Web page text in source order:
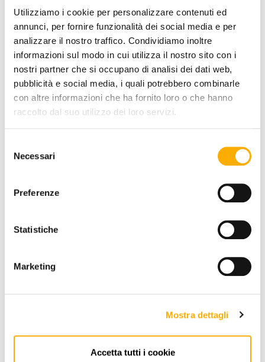
Utilizziamo i cookie per personalizzare contenuti ed
annunci, per fornire funzionalità dei social media e per
analizzare il nostro traffico. Condividiamo inoltre
informazioni sul modo in cui utilizza il nostro sito con i
nostri partner che si occupano di analisi dei dati web,
pubblicità e social media, i quali potrebbero combinarle
con altre informazioni che ha fornito loro o che hanno
raccolto dal suo utilizzo dei loro servizi.
delNecessari
Preferenze
Statistiche
Marketing
Mostra dettagli
Accetta tutti i cookie